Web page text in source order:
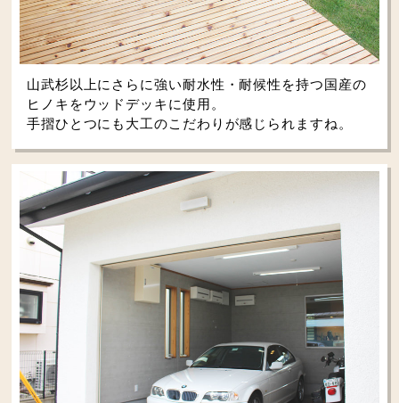
山武杉以上にさらに強い耐水性・耐候性を持つ国産の
ヒノキをウッドデッキに使用。
手摺ひとつにも大工のこだわりが感じられますね。